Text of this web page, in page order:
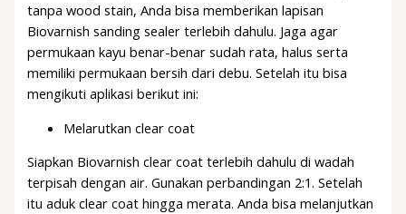
tanpa wood stain, Anda bisa memberikan lapisan
Biovarnish sanding sealer terlebih dahulu. Jaga agar
permukaan kayu benar-benar sudah rata, halus serta
memiliki permukaan bersih dari debu. Setelah itu bisa
mengikuti aplikasi berikut ini:
Melarutkan clear coat
Siapkan Biovarnish clear coat terlebih dahulu di wadah
terpisah dengan air. Gunakan perbandingan 2:1. Setelah
itu aduk clear coat hingga merata. Anda bisa melanjutkan